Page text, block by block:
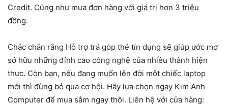
Credit. Cũng như mua đơn hàng với giá trị hơn 3 triệu
đồng.
Chắc chắn rằng Hỗ trợ trả góp thẻ tín dụng sẽ giúp ước mơ
sở hữu những đỉnh cao công nghệ của nhiều thành hiện
thực. Còn bạn, nếu đang muốn lên đời một chiếc laptop
mới thì đừng bỏ qua cơ hội. Hãy lựa chọn ngay Kim Anh
Computer để mua sắm ngay thôi. Liên hệ với cửa hàng: